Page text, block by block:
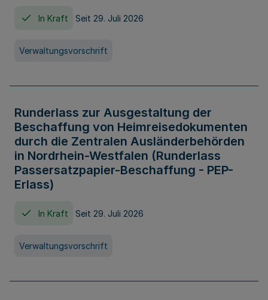
In Kraft Seit 29. Juli 2026
Verwaltungsvorschrift
Runderlass zur Ausgestaltung der
Beschaffung von Heimreisedokumenten
durch die Zentralen Ausländerbehörden
in Nordrhein-Westfalen (Runderlass
Passersatzpapier-Beschaffung - PEP-
Erlass)
In Kraft Seit 29. Juli 2026
Verwaltungsvorschrift